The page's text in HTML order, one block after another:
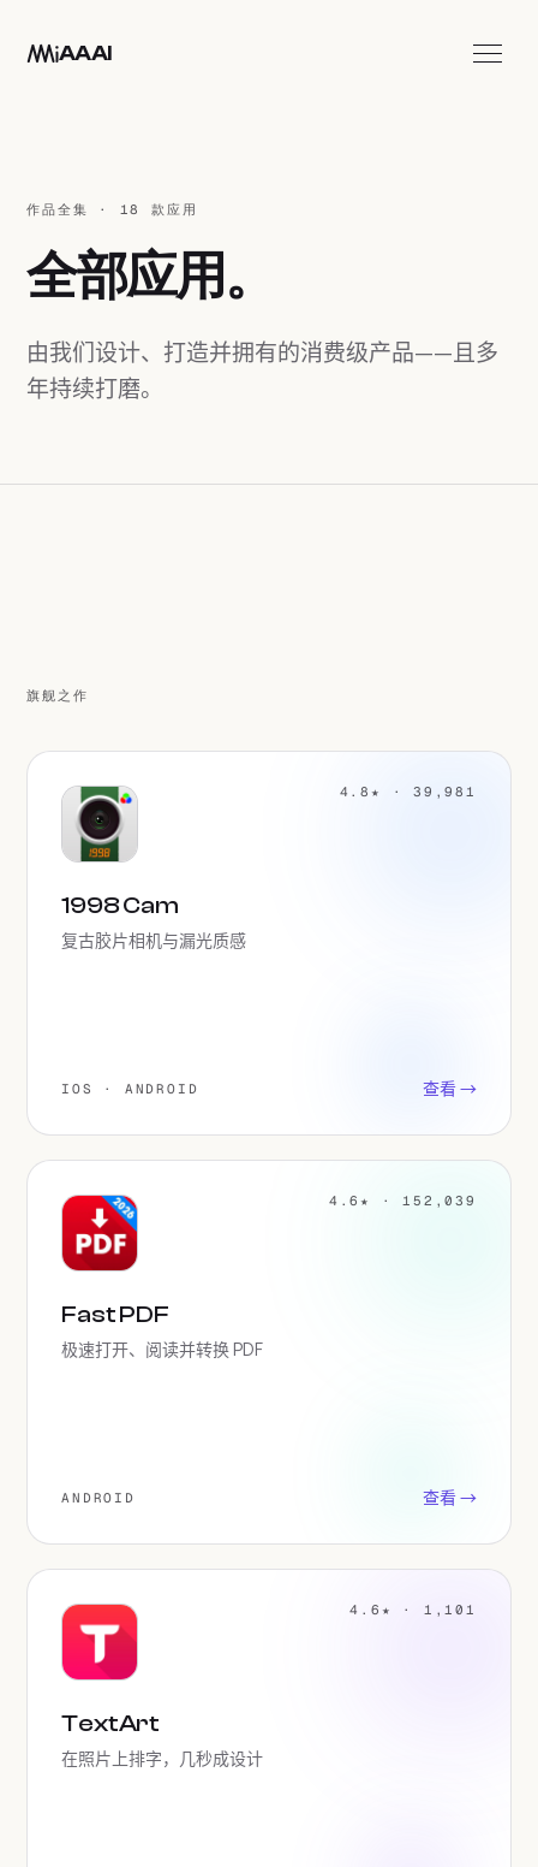
AAAI
联系我们
ZH
作品全集 · 18 款应用
全部应用。
由我们设计、打造并拥有的消费级产品——且多
年持续打磨。
旗舰之作
4.8★ · 39,981
1998 Cam
复古胶片相机与漏光质感
IOS · ANDROID 查看 →
4.6★ · 152,039
Fast PDF
极速打开、阅读并转换 PDF
ANDROID 查看 →
4.6★ · 1,101
TextArt
在照片上排字，几秒成设计